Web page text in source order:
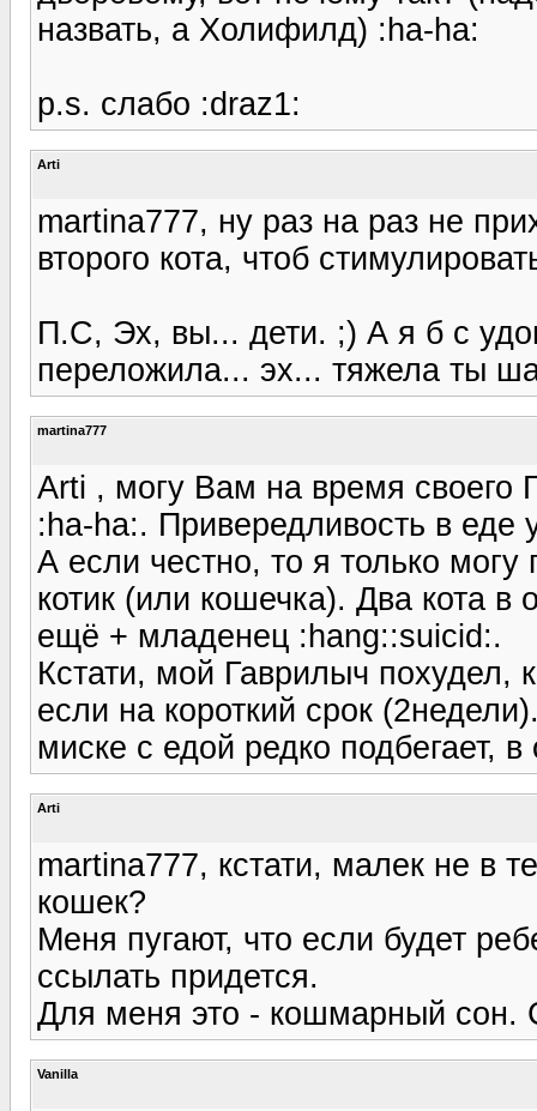
назвать, а Холифилд) :ha-ha:
р.s. слабо :draz1:
Arti
martina777, ну раз на раз не
второго кота, чтоб
П.С, Эх, вы... дети. ;) А я б с
переложила... эх... тяжела ты
martina777
Arti , могу Вам на время своего
:ha-ha:. Привередливость в еде
А если честно, то я только могу
котик (или кошечка). Два кота в
ещё + младенец :hang::suicid:.
Кстати, мой Гаврилыч похудел,
если на короткий срок
миске с едой редко подбегает,
Arti
martina777, кстати, малек не в
кошек?
Меня пугают, что если будет
ссылать придется.
Для меня это - кошмарный сон.
Vanilla